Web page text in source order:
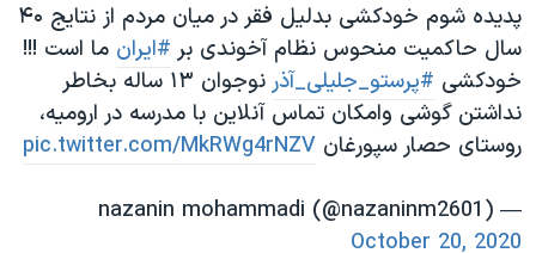
پدیده شوم خودکشی بدلیل فقر در میان مردم از نتایج ۴۰
سال حاکمیت منحوس نظام آخوندی بر #ایران ما است !!!
خودکشی #پرستو_جلیلی_آذر
نوجوان ۱۳ ساله بخاطر
نداشتن گوشی وامکان تماس آنلاین با مدرسه در ارومیه،
روستای حصار سپورغان pic.twitter.com/MkRWg4rNZV
— nazanin mohammadi (@nazaninm2601)
October 20, 2020